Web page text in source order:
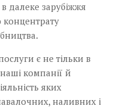
далеке зарубіжжя
є не тільки в
наші компанії й
яких
наливних і